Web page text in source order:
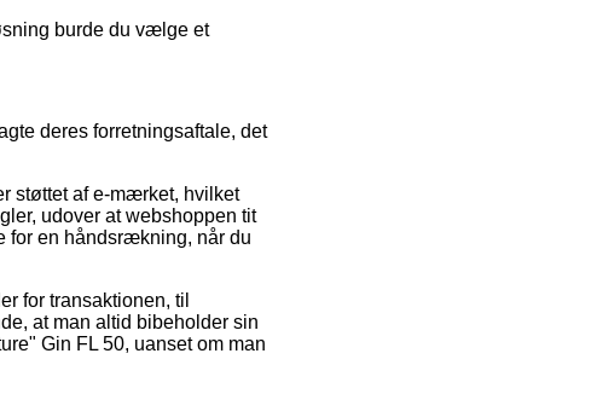
burde du vælge et
deres forretningsaftale, det
støttet af e-mærket, hvilket
udover at webshoppen tit
for en håndsrækning, når du
for transaktionen, til
at man altid bibeholder sin
Gin FL 50, uanset om man